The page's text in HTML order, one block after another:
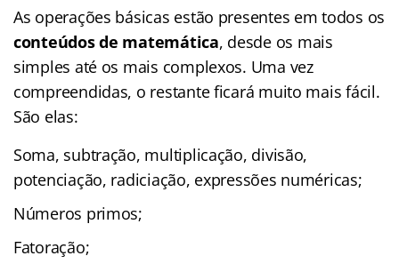
As operações básicas estão presentes em todos os
conteúdos de matemática, desde os mais
simples até os mais complexos. Uma vez
compreendidas, o restante ficará muito mais fácil.
São elas:
Soma, subtração, multiplicação, divisão,
potenciação, radiciação, expressões numéricas;
Números primos;
Fatoração;